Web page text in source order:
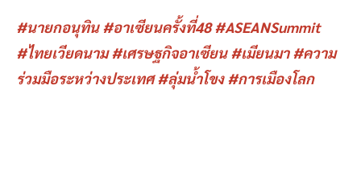
#นายกอนุทิน #อาเซียนครั้งที่48 #ASEANSummit
#ไทยเวียดนาม #เศรษฐกิจอาเซียน #เมียนมา #ความ
ร่วมมือระหว่างประเทศ #ลุ่มน้ำโขง #การเมืองโลก